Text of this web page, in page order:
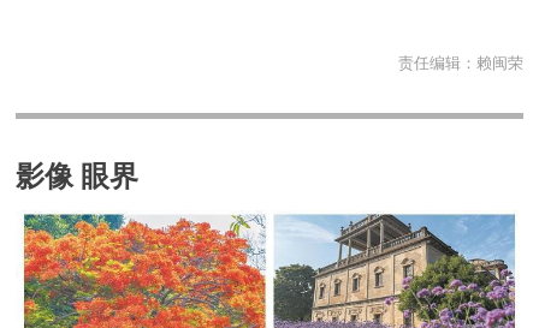
责任编辑： 赖闽荣
影像 眼界